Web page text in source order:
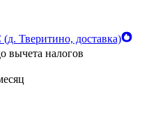
Тверитино, доставка)
вычета налогов